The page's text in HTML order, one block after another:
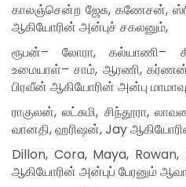
காலஞ்சென்ற ஜேசு, கணேசன்,
ஆகியோரின் அன்புச் சகலனும்,
ரூபன்–லோரா,கல்யாணி–
உமையாள்–சாம், ஆரணி,
பிரவீன் ஆகியோரின் அன்பு
ராகுலன்,லட்சுமி, சிந்தூரா,
வானதி,ஹரிஷன், Jay
Dillon, Cora, Maya,
ஆகியோரின் அன்புப் பேரனும்